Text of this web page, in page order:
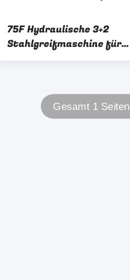
75F Hydraulische 3+2
Stahlgreifmaschine für
Schrottmühle
Gesamt 1 Seiten